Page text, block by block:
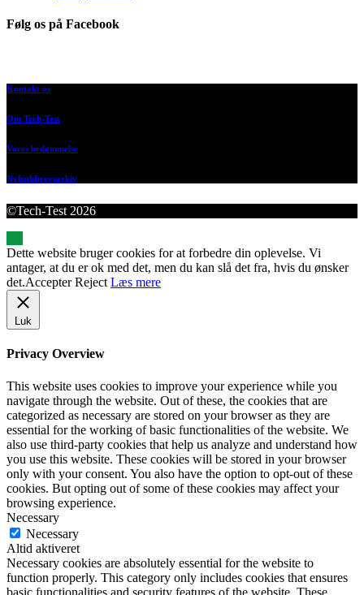
Følg os på Facebook
Kontakt os
Om Tech-Test
Vores bedømmelse
Nyhedsbrevsarkiv
©Tech-Test 2026
Dette website bruger cookies for at forbedre din oplevelse. Vi
antager, at du er ok med det, men du kan slå det fra, hvis du ønsker
det.Accepter Reject Læs mere
Luk
Privacy Overview
This website uses cookies to improve your experience while you
navigate through the website. Out of these, the cookies that are
categorized as necessary are stored on your browser as they are
essential for the working of basic functionalities of the website. We
also use third-party cookies that help us analyze and understand how
you use this website. These cookies will be stored in your browser
only with your consent. You also have the option to opt-out of these
cookies. But opting out of some of these cookies may affect your
browsing experience.
Necessary
Necessary
Altid aktiveret
Necessary cookies are absolutely essential for the website to
function properly. This category only includes cookies that ensures
basic functionalities and security features of the website. These